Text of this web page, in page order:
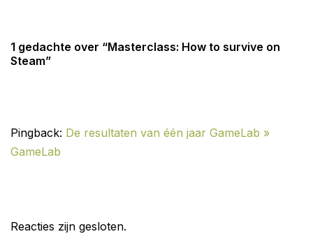
1 gedachte over “Masterclass: How to survive on
Steam”
Pingback: De resultaten van één jaar GameLab »
GameLab
Reacties zijn gesloten.